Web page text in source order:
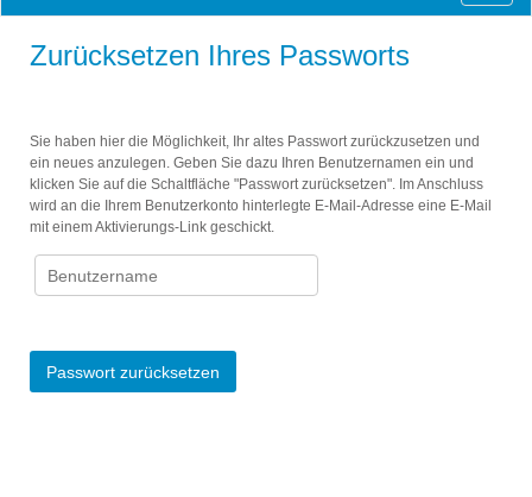
Zurücksetzen Ihres Passworts
Sie haben hier die Möglichkeit, Ihr altes Passwort zurückzusetzen und
ein neues anzulegen. Geben Sie dazu Ihren Benutzernamen ein und
klicken Sie auf die Schaltfläche "Passwort zurücksetzen". Im Anschluss
wird an die Ihrem Benutzerkonto hinterlegte E-Mail-Adresse eine E-Mail
mit einem Aktivierungs-Link geschickt.